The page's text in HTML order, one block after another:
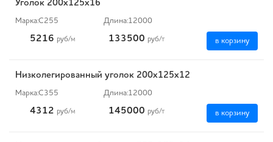
Уголок 200х125х16
Марка:С255 Длина:12000
5216 руб/м 133500 руб/т в корзину
Низколегированный уголок 200х125х12
Марка:С355 Длина:12000
4312 руб/м 145000 руб/т в корзину